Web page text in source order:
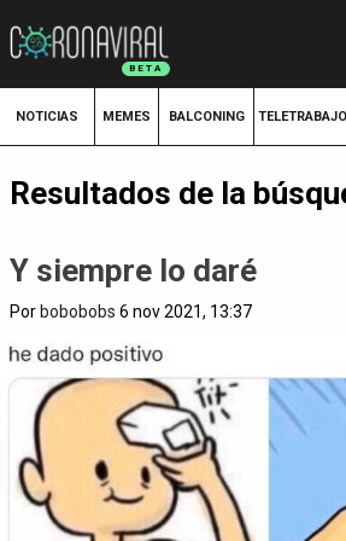
NOTICIAS MEMES BALCONING TELETRABAJO
Resultados de la
Y siempre lo daré
Por bobobobs 6 nov 2021, 13:37